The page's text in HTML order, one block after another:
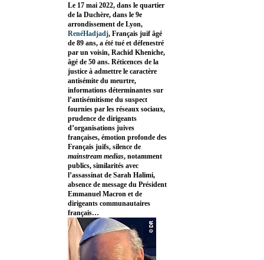
Le 17 mai 2022, dans le quartier
de la Duchère, dans le 9e
arrondissement de Lyon,
RenéHadjadj, Français juif âgé
de 89 ans, a été tué et défenestré
par un voisin, Rachid Kheniche,
âgé de 50 ans. Réticences de la
justice à admettre le caractère
antisémite du meurtre,
informations déterminantes sur
l’antisémitisme du suspect
fournies par les réseaux sociaux,
prudence de dirigeants
d’organisations juives
françaises, émotion profonde des
Français juifs, silence de
mainstream medias, notamment
publics, similarités avec
l’assassinat de Sarah Halimi,
absence de message du Président
Emmanuel Macron et de
dirigeants communautaires
français…